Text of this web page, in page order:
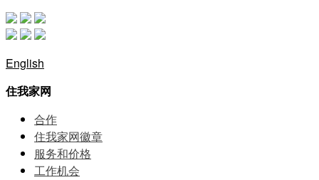
English
住我家网
合作
住我家网徽章
服务和价格
⼯作机会